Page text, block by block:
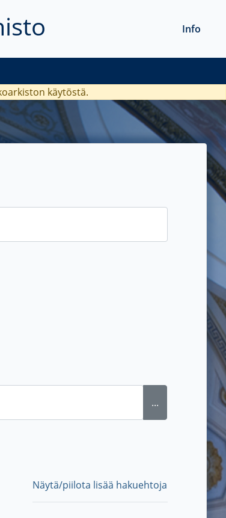
Info
käytöstä.
...
Näytä/piilota lisää hakuehtoja